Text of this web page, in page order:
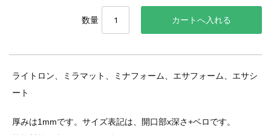
数量
ライトロン、ミラマット、ミナフォーム、エサフォーム、エサシ
ート
厚みは1mmです。サイズ表記は、開口部x深さ+ベロです。